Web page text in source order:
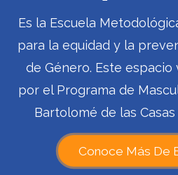
Es la Escuela
para la equidad y la
de Género. Este
por el Programa de
Bartolomé de las
Conoce Más De